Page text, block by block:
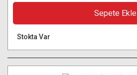
Sepete Ekle
Stokta Var